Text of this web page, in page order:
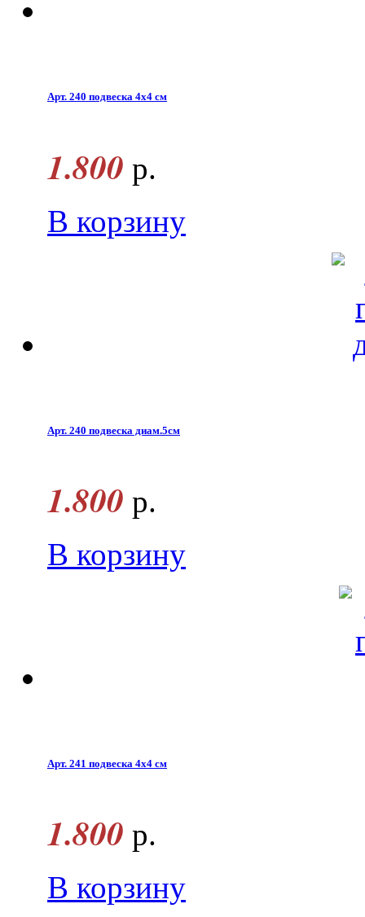
Арт. 240 подвеска 4x4 см
1.800 р.
В корзину
Арт. 240 подвеска диам.5см
1.800 р.
В корзину
Арт. 241 подвеска 4x4 см
1.800 р.
В корзину